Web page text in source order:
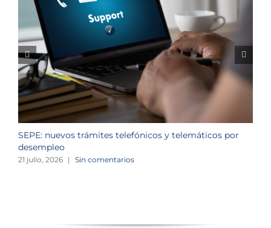
SEPE: nuevos trámites telefónicos y telemáticos por
desempleo
21 julio, 2026 | Sin comentarios